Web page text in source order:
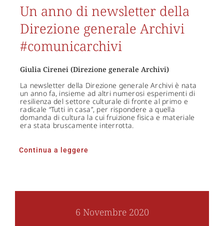
Un anno di newsletter della
Direzione generale Archivi
#comunicarchivi
Giulia Cirenei (Direzione generale Archivi)
La newsletter della Direzione generale Archivi è nata
un anno fa, insieme ad altri numerosi esperimenti di
resilienza del settore culturale di fronte al primo e
radicale “Tutti in casa”, per rispondere a quella
domanda di cultura la cui fruizione fisica e materiale
era stata bruscamente interrotta.
Continua a leggere
6 Novembre 2020